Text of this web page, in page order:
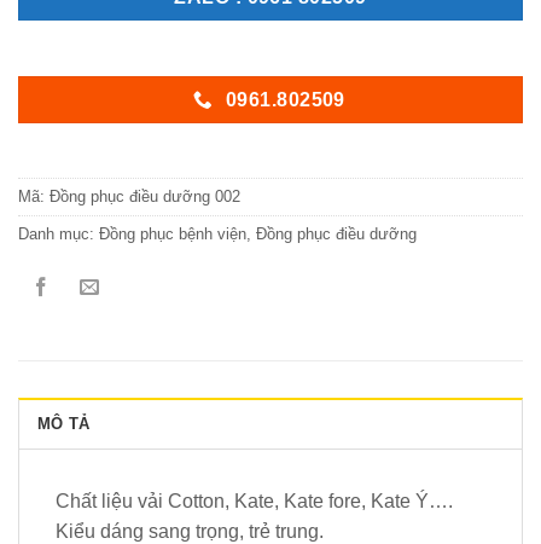
0961.802509
Mã: Đồng phục điều dưỡng 002
Danh mục: Đồng phục bệnh viện, Đồng phục điều dưỡng
MÔ TẢ
Chất liệu vải Cotton, Kate, Kate fore, Kate Ý….
Kiểu dáng sang trọng, trẻ trung.